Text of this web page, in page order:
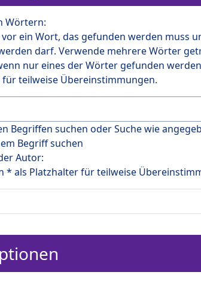
Wörtern:
vor ein Wort, das gefunden werden muss
darf. Verwende mehrere Wörter
nur eines der Wörter gefunden
für teilweise Übereinstimmungen.
Begriffen suchen oder Suche wie
Begriff suchen
Autor:
* als Platzhalter für teilweise